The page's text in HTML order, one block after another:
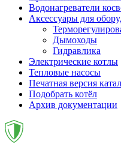
Водонагреватели
Аксессуары для
Дымоходы
Гидравлика
Электрические котлы
Тепловые насосы
Печатная версия
Подобрать котёл
Архив документации